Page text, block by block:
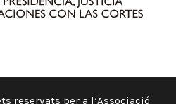
reservats per a l’Associació